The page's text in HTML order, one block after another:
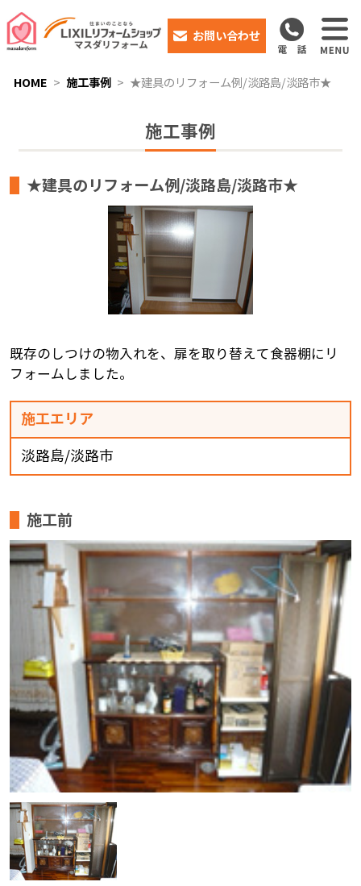
お問い合わせ
HOME 施工事例 ★建具のリフォーム例/淡路島/淡路市★
施工事例
★建具のリフォーム例/淡路島/淡路市★
既存のしつけの物入れを、扉を取り替えて食器棚にリ
フォームしました。
施工エリア
淡路島/淡路市
施工前